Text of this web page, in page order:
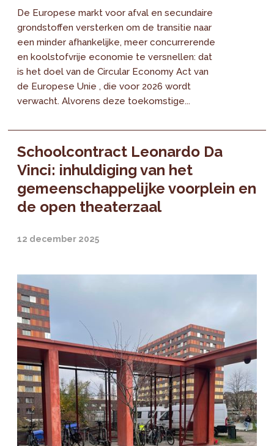
De Europese markt voor afval en secundaire
grondstoffen versterken om de transitie naar
een minder afhankelijke, meer concurrerende
en koolstofvrije economie te versnellen: dat
is het doel van de Circular Economy Act van
de Europese Unie , die voor 2026 wordt
verwacht. Alvorens deze toekomstige...
Schoolcontract Leonardo Da
Vinci: inhuldiging van het
gemeenschappelijke voorplein en
de open theaterzaal
12 december 2025